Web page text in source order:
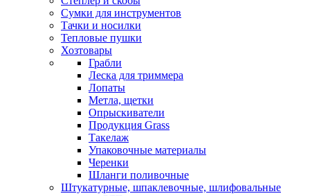
Сумки для инструментов
Тачки и носилки
Тепловые пушки
Хозтовары
Грабли
Леска для триммера
Лопаты
Метла, щетки
Опрыскиватели
Продукция Grass
Такелаж
Упаковочные материалы
Черенки
Шланги поливочные
Штукатурные, шпаклевочные, шлифовальные